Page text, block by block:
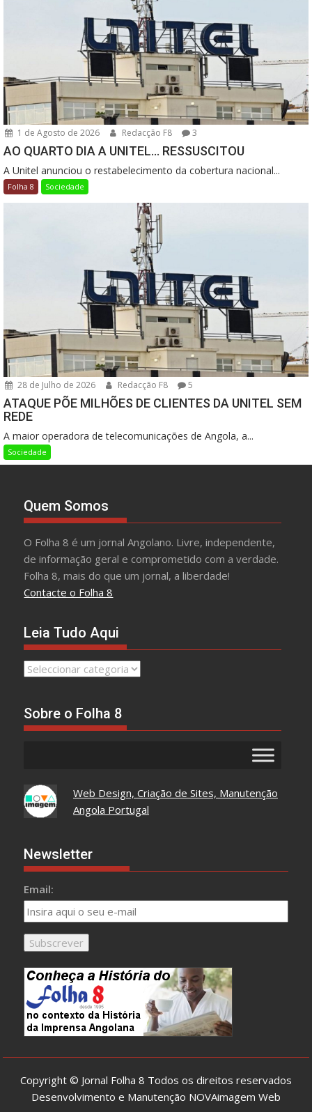
1 de Agosto de 2026 Redacção F8 3
AO QUARTO DIA A UNITEL… RESSUSCITOU
A Unitel anunciou o restabelecimento da cobertura nacional...
Folha 8 Sociedade
28 de Julho de 2026 Redacção F8 5
ATAQUE PÕE MILHÕES DE CLIENTES DA UNITEL SEM
REDE
A maior operadora de telecomunicações de Angola, a...
Sociedade
Quem Somos
O Folha 8 é um jornal Angolano. Livre, independente,
de informação geral e comprometido com a verdade.
Folha 8, mais do que um jornal, a liberdade!
Contacte o Folha 8
Leia Tudo Aqui
Leia
Sobre o Folha 8
Web Design, Criação de Sites, Manutenção
Angola Portugal
Newsletter
Email:
Copyright © Jornal Folha 8 Todos os direitos reservados
Desenvolvimento e Manutenção NOVAimagem Web